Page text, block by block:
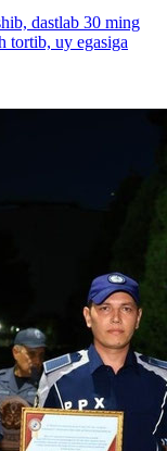
dastlab 30 ming
tortib, uy egasiga